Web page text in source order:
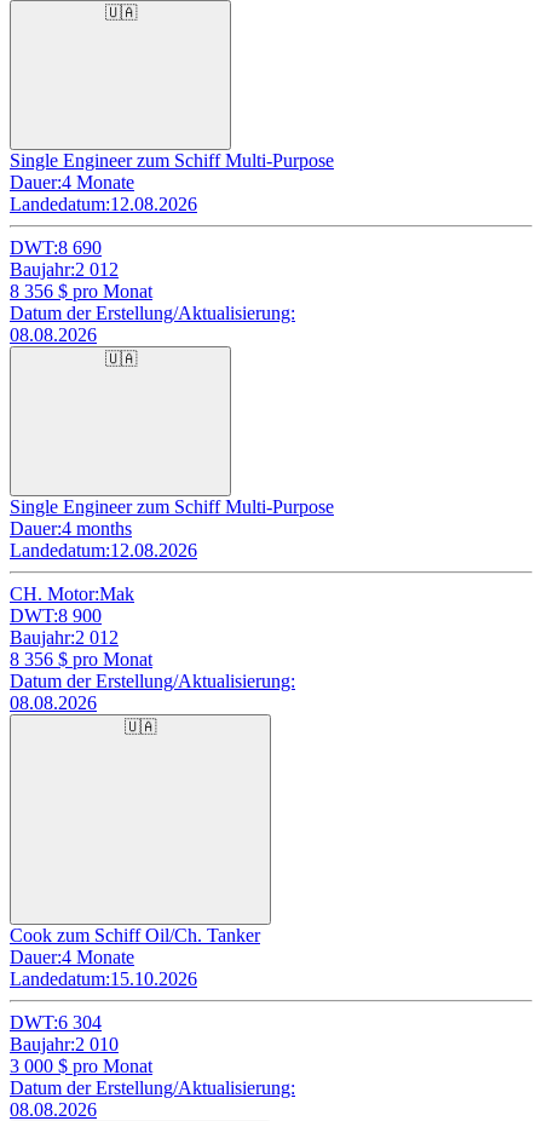
🇺🇦
Single Engineer zum Schiff Multi-Purpose
Dauer:4 Monate
Landedatum:12.08.2026
DWT:8 690
Baujahr:2 012
8 356 $ pro Monat
Datum der Erstellung/Aktualisierung:
08.08.2026
🇺🇦
Single Engineer zum Schiff Multi-Purpose
Dauer:4 months
Landedatum:12.08.2026
CH. Motor:Mak
DWT:8 900
Baujahr:2 012
8 356 $ pro Monat
Datum der Erstellung/Aktualisierung:
08.08.2026
🇺🇦
Cook zum Schiff Oil/Ch. Tanker
Dauer:4 Monate
Landedatum:15.10.2026
DWT:6 304
Baujahr:2 010
3 000 $ pro Monat
Datum der Erstellung/Aktualisierung:
08.08.2026